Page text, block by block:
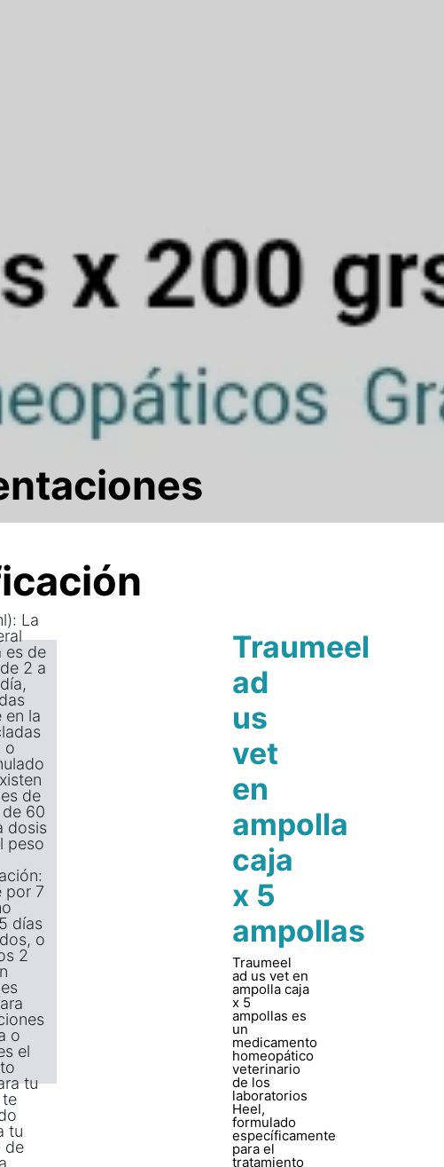
La
es de
2 a
en la
o
de
60
dosis
peso
por 7
días
o
2
o
el
tu
tu
de
Traumeel
ad
us
vet
en
ampolla
caja
x 5
ampollas
Traumeel
ad us vet en
ampolla caja
x 5
ampollas es
un
medicamento
homeopático
veterinario
de los
laboratorios
Heel,
formulado
específicamente
para el
tratamiento